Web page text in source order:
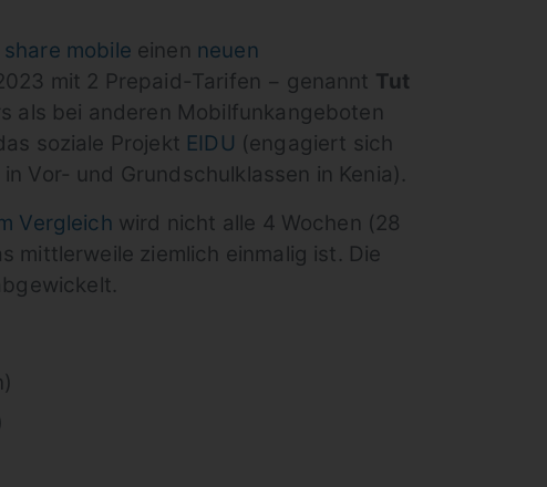
share mobile einen neuen
mit 2 Prepaid-Tarifen − genannt Tut
als bei anderen Mobilfunkangeboten
soziale Projekt EIDU (engagiert sich
Vor- und Grundschulklassen in Kenia).
Vergleich wird nicht alle 4 Wochen (28
mittlerweile ziemlich einmalig ist. Die